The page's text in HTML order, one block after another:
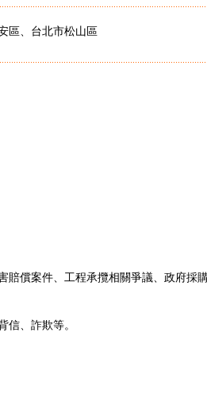
區、台北市松山區
償案件、工程承攬相關爭議、政府採購
信、詐欺等。